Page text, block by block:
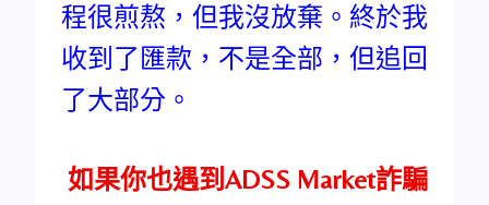
程很煎熬，但我沒放棄。終於我
收到了匯款，不是全部，但追回
了大部分。
如果你也遇到ADSS Market詐騙